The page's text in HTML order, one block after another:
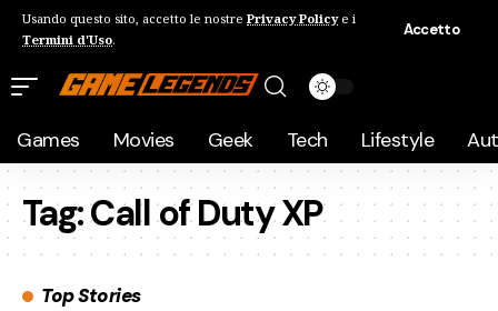
Usando questo sito, accetto le nostre Privacy Policye i
Termini d'Uso.
Accetto
Games Movies Geek Tech Lifestyle
Tag:Call of Duty XP
Top Stories